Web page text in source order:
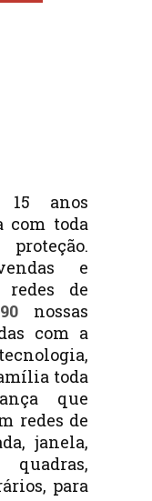
anos
com toda
e
redes de
nossas
com a
toda
que
redes de
janela,
quadras,
para